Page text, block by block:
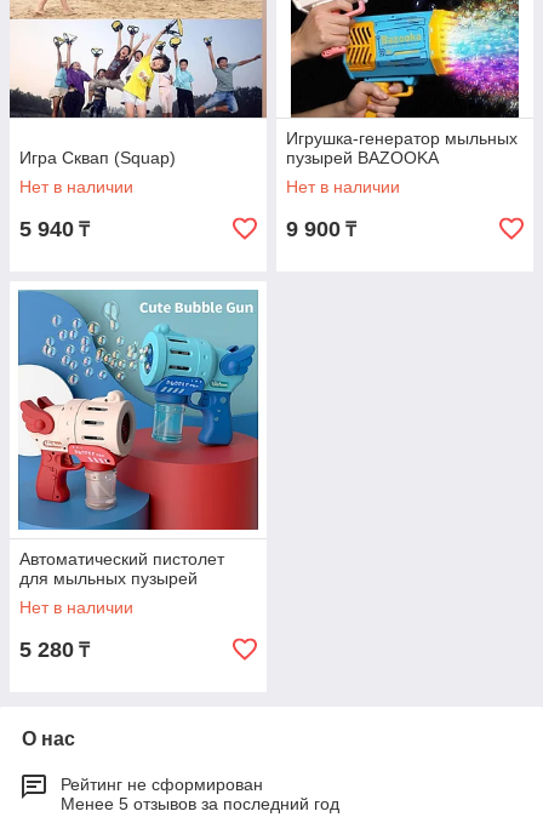
Игра Сквап (Squap)
Нет в наличии
5 940 ₸
Игрушка-генератор мыльных
пузырей BAZOOKA
Нет в наличии
9 900 ₸
Автоматический пистолет
для мыльных пузырей
Нет в наличии
5 280 ₸
О нас
Рейтинг не сформирован
Менее 5 отзывов за последний год